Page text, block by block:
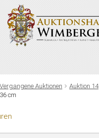
Vergangene Auktionen Auktion 14
cm